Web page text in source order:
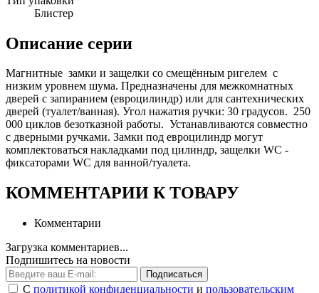
Блистер
Описание серии
Магнитные замки и защелки со смещённым ригелем с
низким уровнем шума. Предназначены для межкомнатных
дверей с запиранием (евроцилиндр) или для сантехнических
дверей (туалет/ванная). Угол нажатия ручки: 30 градусов. 250
000 циклов безотказной работы. Устанавливаются совместно
с дверными ручками. Замки под евроцилиндр могут
комплектоваться накладками под цилиндр, защелки WC -
фиксаторами WC для ванной/туалета.
КОММЕНТАРИИ К ТОВАРУ
Комментарии
Загрузка комментариев...
Подпишитесь на новости
Подписаться
С политикой конфиденциальности и пользовательским